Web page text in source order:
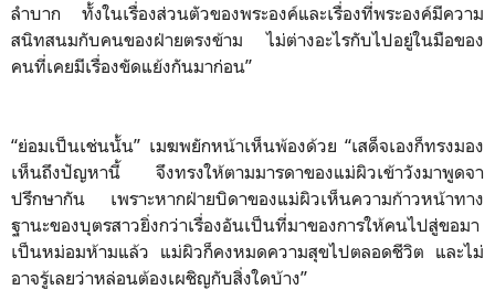
ลำบาก ทั้งในเรื่องส่วนตัวของพระองค์และเรื่องที่พระองค์มีความ
สนิทสนมกับคนของฝ่ายตรงข้าม ไม่ต่างอะไรกับไปอยู่ในมือของ
คนที่เคยมีเรื่องขัดแย้งกันมาก่อน”
“ย่อมเป็นเช่นนั้น” เมฆพยักหน้าเห็นพ้องด้วย “เสด็จเองก็ทรงมอง
เห็นถึงปัญหานี้ จึงทรงให้ตามมารดาของแม่ผิวเข้าวังมาพูดจา
ปรึกษากัน เพราะหากฝ่ายบิดาของแม่ผิวเห็นความก้าวหน้าทาง
ฐานะของบุตรสาวยิ่งกว่าเรื่องอันเป็นที่มาของการให้คนไปสู่ขอมา
เป็นหม่อมห้ามแล้ว แม่ผิวก็คงหมดความสุขไปตลอดชีวิต และไม่
อาจรู้เลยว่าหล่อนต้องเผชิญกับสิ่งใดบ้าง”